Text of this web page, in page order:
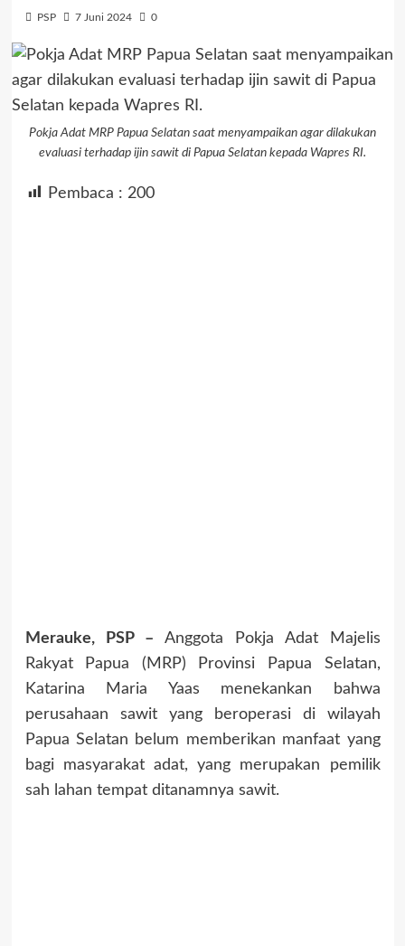
PSP 7 Juni 2024 0
Pokja Adat MRP Papua Selatan saat menyampaikan agar dilakukan
evaluasi terhadap ijin sawit di Papua Selatan kepada Wapres RI.
Pembaca : 200
Merauke, PSP – Anggota Pokja Adat Majelis
Rakyat Papua (MRP) Provinsi Papua Selatan,
Katarina Maria Yaas menekankan bahwa
perusahaan sawit yang beroperasi di wilayah
Papua Selatan belum memberikan manfaat yang
bagi masyarakat adat, yang merupakan pemilik
sah lahan tempat ditanamnya sawit.